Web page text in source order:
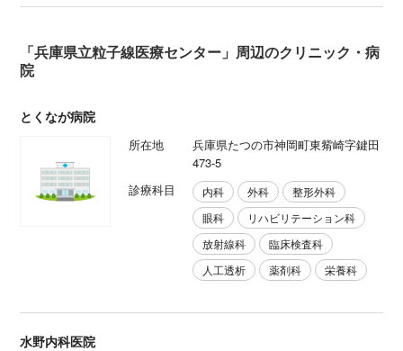
「兵庫県立粒子線医療センター」周辺のクリニック・病
院
とくなが病院
所在地
兵庫県たつの市神岡町東觜崎字鍵田
473-5
診療科目
内科 外科
整形外科
眼科
リハビリテーション科
放射線科
臨床検査科
人工透析
薬剤科 栄養科
水野内科医院